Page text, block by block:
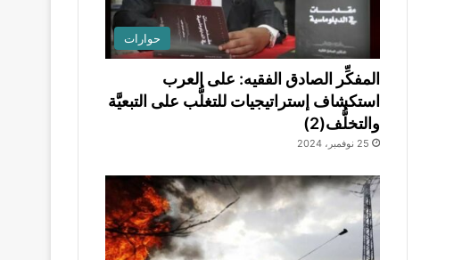
حوارات
المفكِّر الصادق الفقيه: على العرب
استكشاف إستراتيجيات للتغلُّب على التبعيَّة
والتخلُّف(2)
25 نوفمبر، 2024